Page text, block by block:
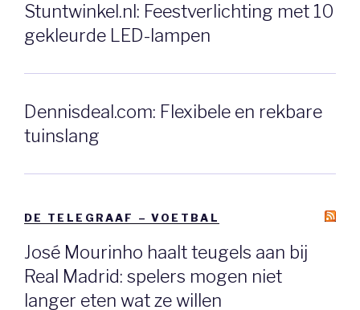
Stuntwinkel.nl: Feestverlichting met 10
gekleurde LED-lampen
Dennisdeal.com: Flexibele en rekbare
tuinslang
DE TELEGRAAF – VOETBAL
José Mourinho haalt teugels aan bij
Real Madrid: spelers mogen niet
langer eten wat ze willen